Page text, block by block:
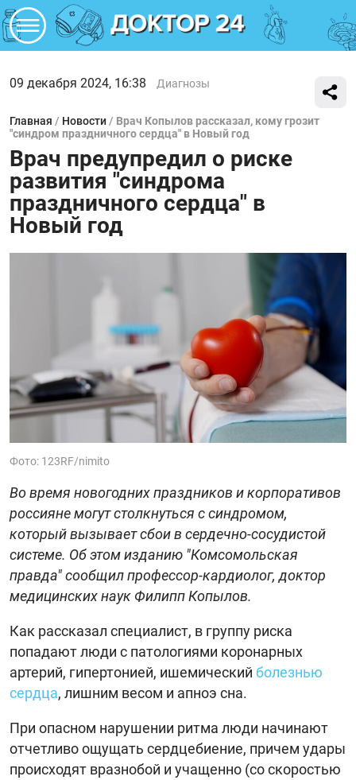
09 декабря 2024, 16:38 Диагнозы
Главная / Новости / Врач Копылов рассказал, кому грозит
"синдром праздничного сердца" в Новый год
Врач предупредил о риске
развития "синдрома
праздничного сердца" в
Новый год
Фото: 123RF/nimito
Во время новогодних праздников и корпоративов
россияне могут столкнуться с синдромом,
который вызывает сбои в сердечно-сосудистой
системе. Об этом изданию "Комсомольская
правда" сообщил профессор-кардиолог, доктор
медицинских наук Филипп Копылов.
Как рассказал специалист, в группу риска
попадают люди с патологиями коронарных
артерий, гипертонией, ишемический болезнью
сердца, лишним весом и апноэ сна.
При опасном нарушении ритма люди начинают
отчетливо ощущать сердцебиение, причем удары
происходят вразнобой и учащенно (со скоростью